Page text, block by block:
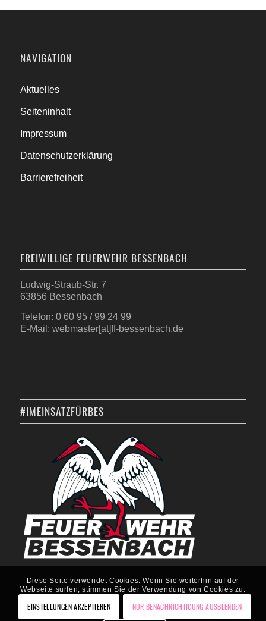
NAVIGATION
Aktuelles
Seiteninhalt
Impressum
Datenschutzerklärung
Barrierefreiheit
FREIWILLIGE FEUERWEHR BESSENBACH
Ludwig-Straub-Str. 7
63856 Bessenbach
Telefon: 0 60 95 / 99 24 99
E-Mail: webmaster[at]ff-bessenbach.de
#IMEINSATZFÜRBES
Diese Seite verwendet Cookies. Wenn Sie weiterhin auf der
Webseite surfen, stimmen Sie der Verwendung von Cookies zu.
EINSTELLUNGEN AKZEPTIEREN NUR BENACHRICHTIGUNG AUSBLENDEN